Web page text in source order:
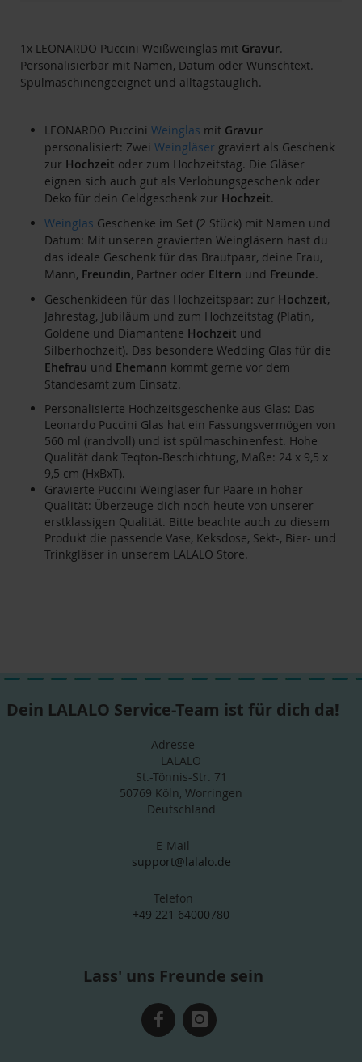
1x LEONARDO Puccini Weißweinglas mit Gravur.
Personalisierbar mit Namen, Datum oder Wunschtext.
Spülmaschinengeeignet und alltagstauglich.
LEONARDO Puccini Weinglas mit Gravur
personalisiert: Zwei Weingläser graviert als Geschenk
zur Hochzeit oder zum Hochzeitstag. Die Gläser
eignen sich auch gut als Verlobungsgeschenk oder
Deko für dein Geldgeschenk zur Hochzeit.
Weinglas Geschenke im Set (2 Stück) mit Namen und
Datum: Mit unseren gravierten Weingläsern hast du
das ideale Geschenk für das Brautpaar, deine Frau,
Mann, Freundin, Partner oder Eltern und Freunde.
Geschenkideen für das Hochzeitspaar: zur Hochzeit,
Jahrestag, Jubiläum und zum Hochzeitstag (Platin,
Goldene und Diamantene Hochzeit und
Silberhochzeit). Das besondere Wedding Glas für die
Ehefrau und Ehemann kommt gerne vor dem
Standesamt zum Einsatz.
Personalisierte Hochzeitsgeschenke aus Glas: Das
Leonardo Puccini Glas hat ein Fassungsvermögen von
560 ml (randvoll) und ist spülmaschinenfest. Hohe
Qualität dank Teqton-Beschichtung, Maße: 24 x 9,5 x
9,5 cm (HxBxT).
Gravierte Puccini Weingläser für Paare in hoher
Qualität: Überzeuge dich noch heute von unserer
erstklassigen Qualität. Bitte beachte auch zu diesem
Produkt die passende Vase, Keksdose, Sekt-, Bier- und
Trinkgläser in unserem LALALO Store.
Dein LALALO Service-Team ist für dich da!
Adresse
LALALO
St.-Tönnis-Str. 71
50769 Köln, Worringen
Deutschland
E-Mail
support@lalalo.de
Telefon
+49 221 64000780
Lass' uns Freunde sein